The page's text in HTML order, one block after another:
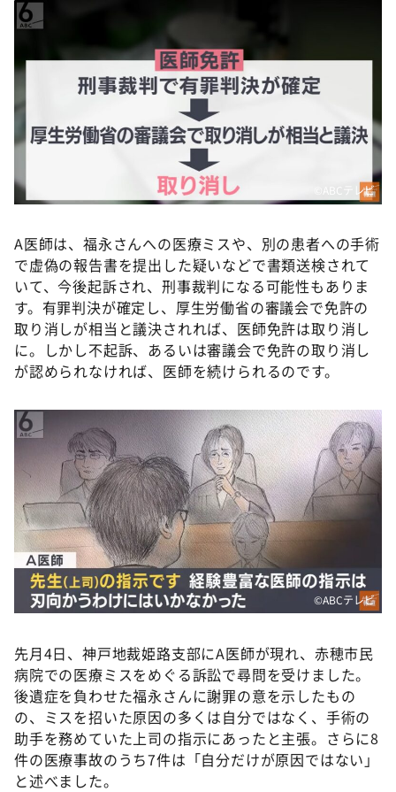
©ABCテレビ
A医師は、福永さんへの医療ミスや、別の患者への手術
で虚偽の報告書を提出した疑いなどで書類送検されて
いて、今後起訴され、刑事裁判になる可能性もありま
す。有罪判決が確定し、厚生労働省の審議会で免許の
取り消しが相当と議決されれば、医師免許は取り消し
に。しかし不起訴、あるいは審議会で免許の取り消し
が認められなければ、医師を続けられるのです。
©ABCテレビ
先月4日、神戸地裁姫路支部にA医師が現れ、赤穂市民
病院での医療ミスをめぐる訴訟で尋問を受けました。
後遺症を負わせた福永さんに謝罪の意を示したもの
の、ミスを招いた原因の多くは自分ではなく、手術の
助手を務めていた上司の指示にあったと主張。さらに8
件の医療事故のうち7件は「自分だけが原因ではない」
と述べました。